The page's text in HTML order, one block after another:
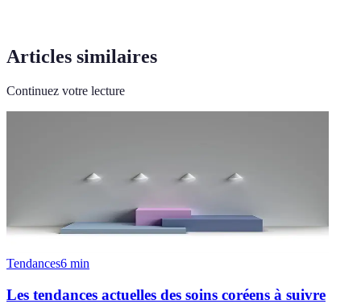
Articles similaires
Continuez votre lecture
Tendances6 min
Les tendances actuelles des soins coréens à suivre